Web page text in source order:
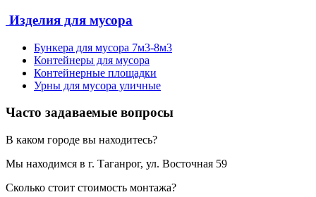
Изделия для мусора
Бункера для мусора 7м3-8м3
Контейнеры для мусора
Контейнерные площадки
Урны для мусора уличные
Часто задаваемые вопросы
В каком городе вы находитесь?
Мы находимся в г. Таганрог, ул. Восточная 59
Сколько стоит стоимость монтажа?